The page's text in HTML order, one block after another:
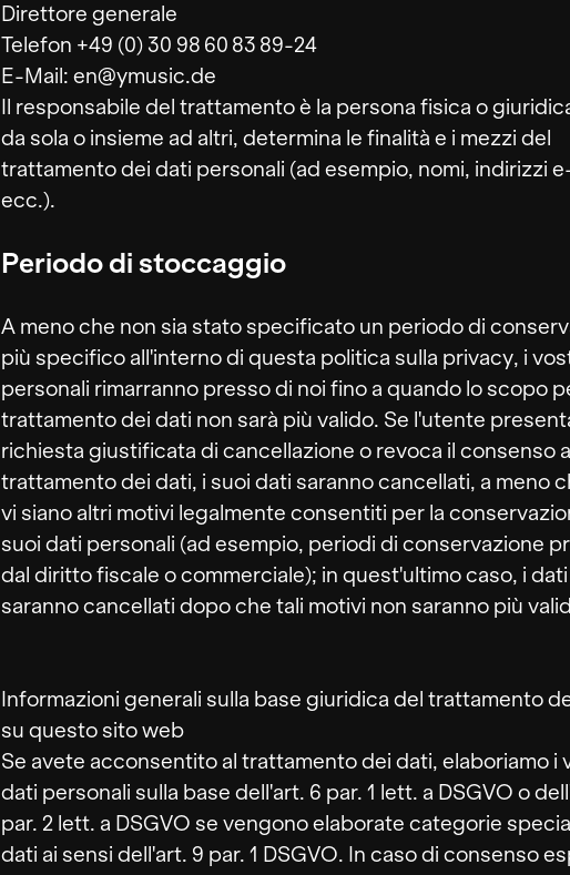
Direttore generale
Telefon +49 (0) 30 98 60 83 89-24
E-Mail: en@ymusic.de
Il responsabile del trattamento è la persona fisica o
da sola o insieme ad altri, determina le finalità e i mezzi del
trattamento dei dati personali (ad esempio, nomi, indirizzi
ecc.).
Periodo di stoccaggio
A meno che non sia stato specificato un periodo di
più specifico all'interno di questa politica sulla privacy, i
personali rimarranno presso di noi fino a quando lo scopo
trattamento dei dati non sarà più valido. Se l'utente
richiesta giustificata di cancellazione o revoca il consenso al
trattamento dei dati, i suoi dati saranno cancellati, a meno
vi siano altri motivi legalmente consentiti per la
suoi dati personali (ad esempio, periodi di conservazione
dal diritto fiscale o commerciale); in quest'ultimo caso, i dati
saranno cancellati dopo che tali motivi non saranno più
Informazioni generali sulla base giuridica del trattamento
su questo sito web
Se avete acconsentito al trattamento dei dati, elaboriamo i
dati personali sulla base dell'art. 6 par. 1 lett. a DSGVO o
par. 2 lett. a DSGVO se vengono elaborate categorie
dati ai sensi dell'art. 9 par. 1 DSGVO. In caso di consenso